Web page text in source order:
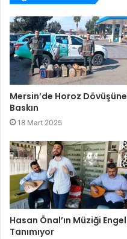
Mersin’de Horoz Dövüşüne
Baskın
18 Mart 2025
Hasan Önal’ın Müziği Engel
Tanımıyor